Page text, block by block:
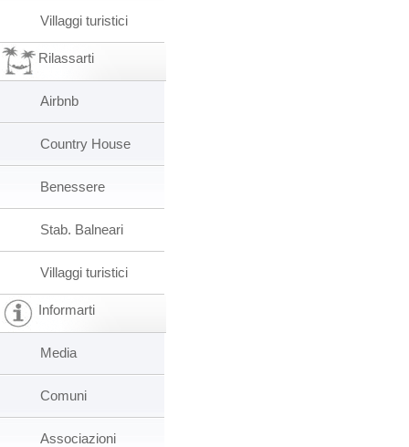
Villaggi turistici
Rilassarti
Airbnb
Country House
Benessere
Stab. Balneari
Villaggi turistici
Informarti
Media
Comuni
Associazioni